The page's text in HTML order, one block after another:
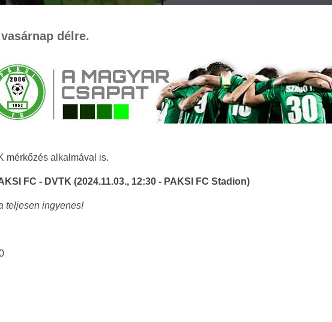
délre.
mérkőzés alkalmával is.
FC - DVTK (2024.11.03., 12:30 - PAKSI FC Stadion)
teljesen ingyenes!